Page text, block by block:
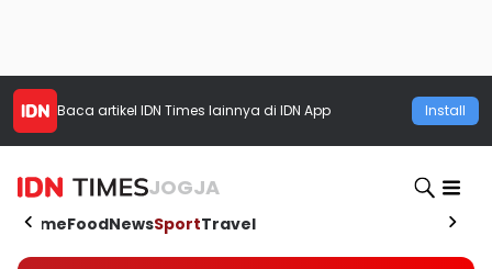
Baca artikel IDN Times lainnya di IDN App Install
JOGJA
HomeFoodNewsSportTravel